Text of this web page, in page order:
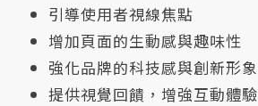
引導使用者視線焦點
增加頁面的生動感與趣味性
強化品牌的科技感與創新形象
提供視覺回饋，增強互動體驗